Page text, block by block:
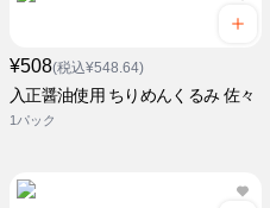
¥508(税込¥548.64)
入正醤油使用 ちりめんくるみ 佐々
1パック